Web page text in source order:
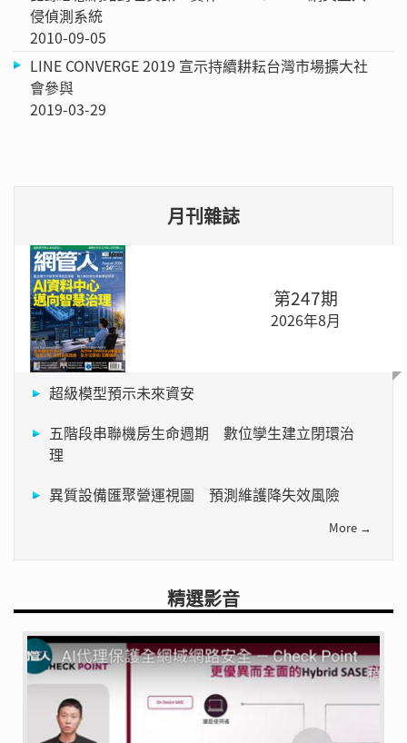
侵偵測系統
2010-09-05
LINE CONVERGE 2019 宣示持續耕耘台灣市場擴大社
會參與
2019-03-29
月刊雜誌
第247期
2026年8月
超級模型預示未來資安
五階段串聯機房生命週期 數位孿生建立閉環治
理
異質設備匯聚營運視圖 預測維護降失效風險
More →
精選影音